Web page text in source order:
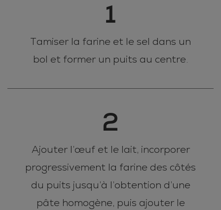
1
Tamiser la farine et le sel dans un
bol et former un puits au centre.
2
Ajouter l’œuf et le lait, incorporer
progressivement la farine des côtés
du puits jusqu’à l’obtention d’une
pâte homogène, puis ajouter le